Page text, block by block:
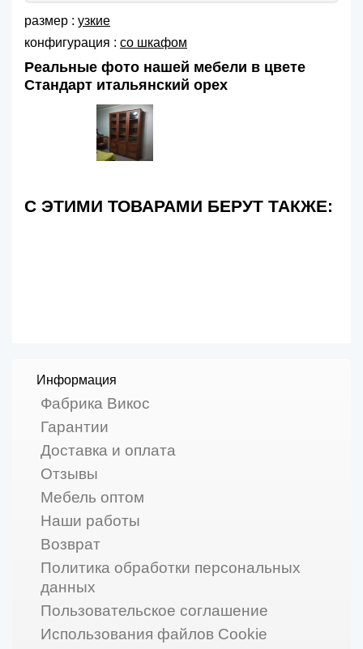
размер : узкие
конфигурация : со шкафом
Реальные фото нашей мебели в цвете
Стандарт итальянский орех
С ЭТИМИ ТОВАРАМИ БЕРУТ ТАКЖЕ:
Информация
Фабрика Викос
Гарантии
Доставка и оплата
Отзывы
Мебель оптом
Наши работы
Возврат
Политика обработки персональных
данных
Пользовательское соглашение
Использования файлов Cookie